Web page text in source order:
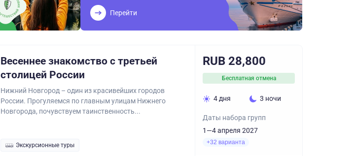
Перейти
Весеннее знакомство с третьей
столицей России
Нижний Новгород – один из красивейших городов
России. Прогуляемся по главным улицам Нижнего
Новгорода, почувствуем таинственность...
Экскурсионные туры
RUB 28,800
Бесплатная отмена
4 дня 3 ночи
Даты набора групп
1—4 апреля 2027
+32 варианта